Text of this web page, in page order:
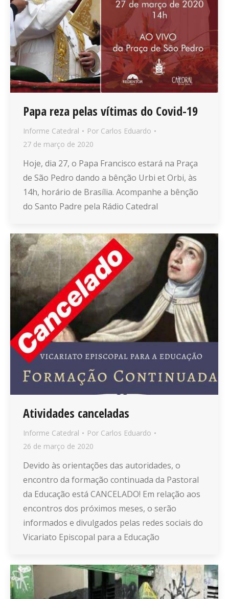
Papa reza pelas vítimas do Covid-19
Informe Catedral Por Carlos Eduardo
27 de março de 2020
Hoje, dia 27, o Papa Francisco estará na Praça
de São Pedro dando a bênção Urbi et Orbi, às
14h, horário de Brasília. Acompanhe a bênção
do Santo Padre pela Rádio Catedral
Atividades canceladas
Informe Catedral Por Carlos Eduardo
26 de março de 2020
Devido às orientações das autoridades, o
encontro da formação continuada da Pastoral
da Educação está CANCELADO! Em relação aos
encontros dos próximos meses, o serão
informados e divulgados pelas redes sociais do
Vicariato Episcopal para a Educação